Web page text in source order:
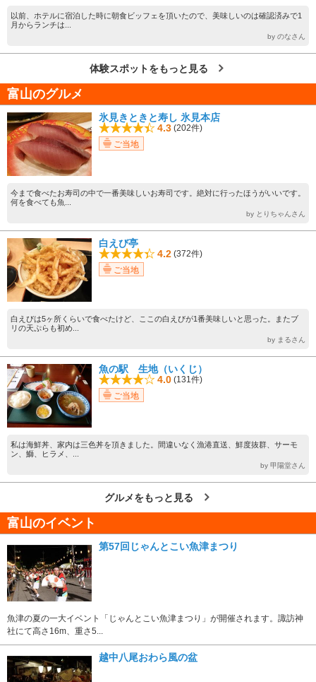
以前、ホテルに宿泊した時に朝食ビッフェを頂いたので、美味しいのは確認済みで1
月からランチは...
by のなさん
体験スポットをもっと見る
富山のグルメ
氷見きときと寿し 氷見本店
4.3 (202件)
ご当地
今まで食べたお寿司の中で一番美味しいお寿司です。絶対に行ったほうがいいです。
何を食べても魚...
by とりちゃんさん
白えび亭
4.2 (372件)
ご当地
白えびは5ヶ所くらいで食べたけど、ここの白えびが1番美味しいと思った。またブ
リの天ぷらも初め...
by まるさん
魚の駅 生地（いくじ）
4.0 (131件)
ご当地
私は海鮮丼、家内は三色丼を頂きました。間違いなく漁港直送、鮮度抜群、サーモ
ン、鰤、ヒラメ、...
by 甲陽堂さん
グルメをもっと見る
富山のイベント
第57回じゃんとこい魚津まつり
魚津の夏の一大イベント「じゃんとこい魚津まつり」が開催されます。諏訪神
社にて高さ16m、重さ5...
越中八尾おわら風の盆